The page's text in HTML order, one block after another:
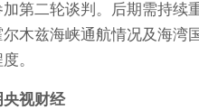
第二轮谈判。后期需持续
木兹海峡通航情况及海湾
。
视财经